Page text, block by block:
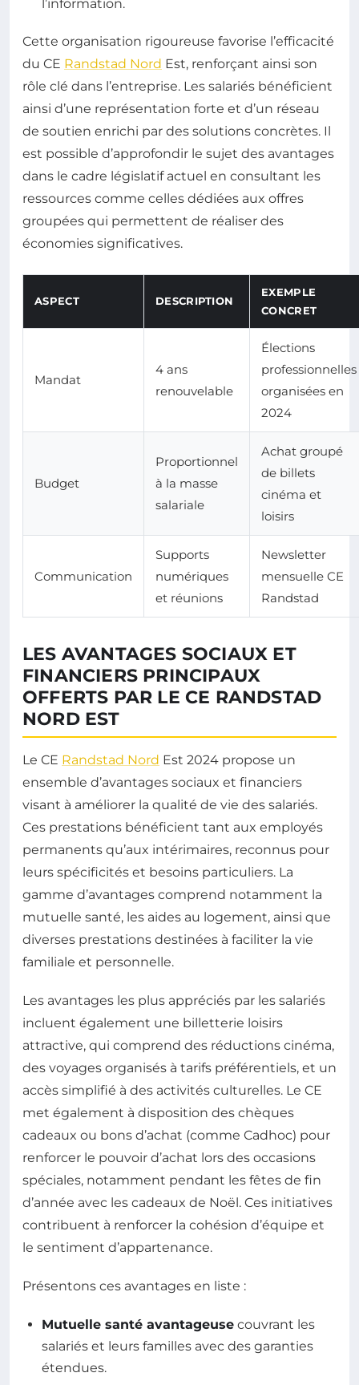
l’information.
Cette organisation rigoureuse favorise l’efficacité
du CE Randstad Nord Est, renforçant ainsi son
rôle clé dans l’entreprise. Les salariés bénéficient
ainsi d’une représentation forte et d’un réseau
de soutien enrichi par des solutions concrètes. Il
est possible d’approfondir le sujet des avantages
dans le cadre législatif actuel en consultant les
ressources comme celles dédiées aux offres
groupées qui permettent de réaliser des
économies significatives.
ASPECT DESCRIPTION
EXEMPLE
CONCRET
Mandat
4 ans
renouvelable
Élections
professionnelles
organisées en
2024
Budget
Proportionnel
à la masse
salariale
Achat groupé
de billets
cinéma et
loisirs
Communication
Supports
numériques
et réunions
Newsletter
mensuelle CE
Randstad
LES AVANTAGES SOCIAUX ET
FINANCIERS PRINCIPAUX
OFFERTS PAR LE CE RANDSTAD
NORD EST
Le CE Randstad Nord Est 2024 propose un
ensemble d’avantages sociaux et financiers
visant à améliorer la qualité de vie des salariés.
Ces prestations bénéficient tant aux employés
permanents qu’aux intérimaires, reconnus pour
leurs spécificités et besoins particuliers. La
gamme d’avantages comprend notamment la
mutuelle santé, les aides au logement, ainsi que
diverses prestations destinées à faciliter la vie
familiale et personnelle.
Les avantages les plus appréciés par les salariés
incluent également une billetterie loisirs
attractive, qui comprend des réductions cinéma,
des voyages organisés à tarifs préférentiels, et un
accès simplifié à des activités culturelles. Le CE
met également à disposition des chèques
cadeaux ou bons d’achat (comme Cadhoc) pour
renforcer le pouvoir d’achat lors des occasions
spéciales, notamment pendant les fêtes de fin
d’année avec les cadeaux de Noël. Ces initiatives
contribuent à renforcer la cohésion d’équipe et
le sentiment d’appartenance.
Présentons ces avantages en liste :
Mutuelle santé avantageuse couvrant les
salariés et leurs familles avec des garanties
étendues.